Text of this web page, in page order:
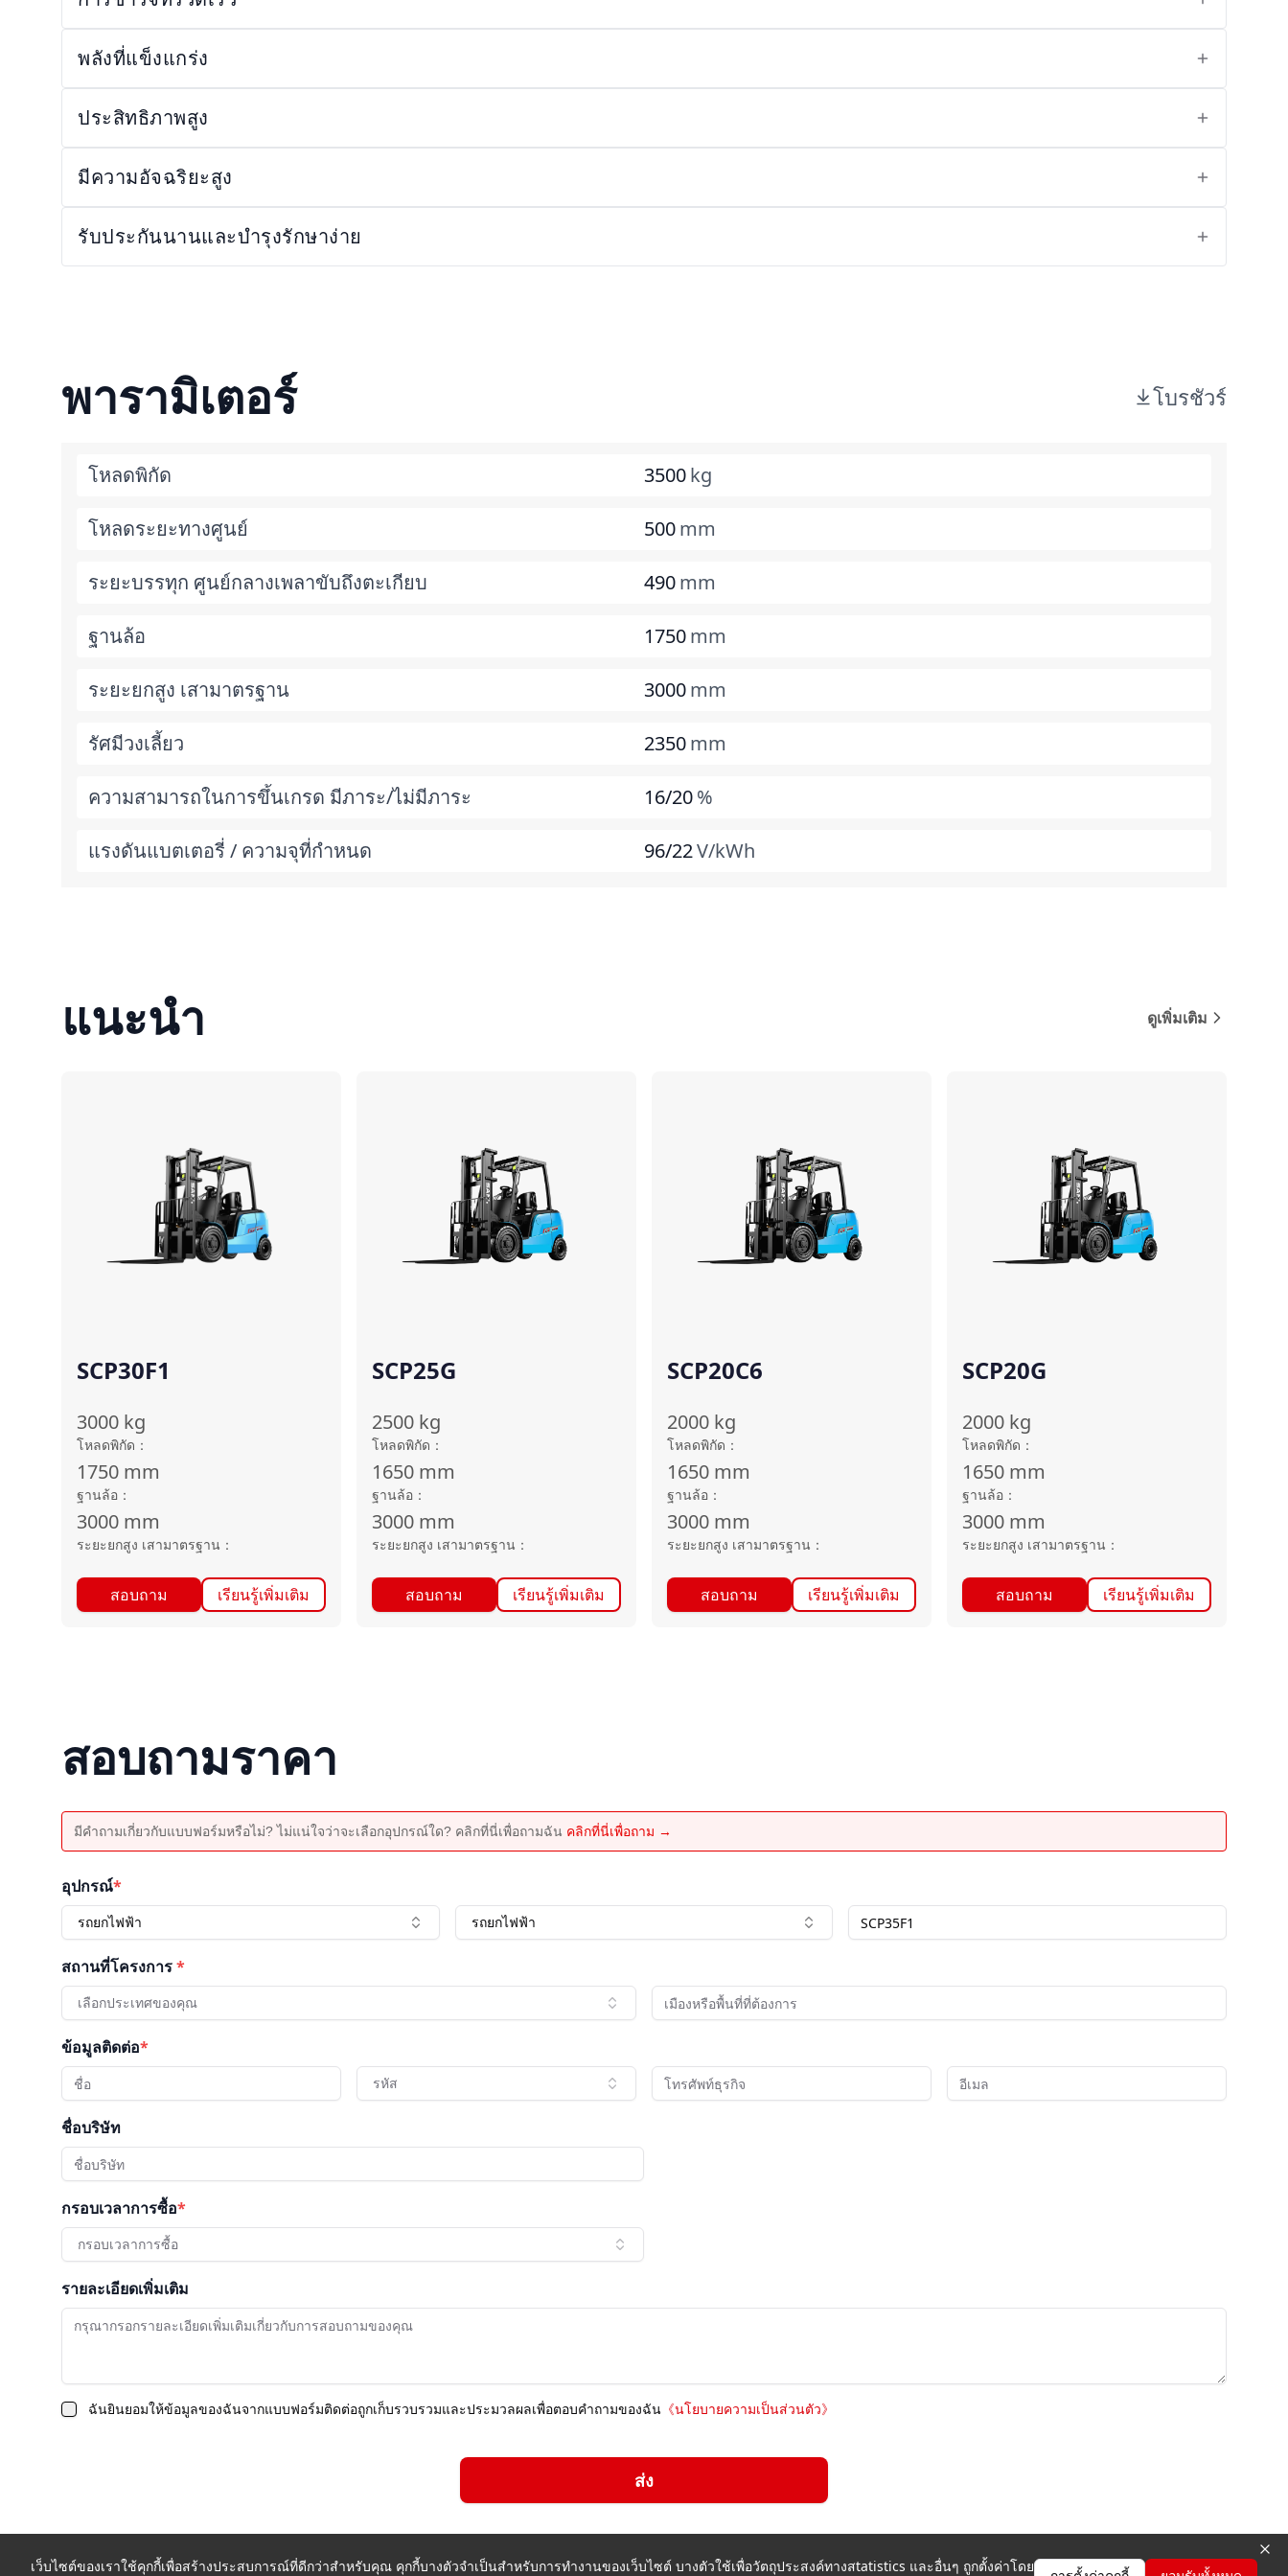
พลังที่แข็งแกร่ง
ประสิทธิภาพสูง
มีความอัจฉริยะสูง
รับประกันนานและบำรุงรักษาง่าย
พารามิเตอร์ โบรชัวร์
โหลดพิกัด 3500kg
โหลดระยะทางศูนย์ 500mm
ระยะบรรทุก ศูนย์กลางเพลาขับถึงตะเกียบ 490mm
ฐานล้อ 1750mm
ระยะยกสูง เสามาตรฐาน 3000mm
รัศมีวงเลี้ยว 2350mm
ความสามารถในการขึ้นเกรด มีภาระ/ไม่มีภาระ 16/20%
แรงดันแบตเตอรี่ / ความจุที่กำหนด 96/22V/kWh
แนะนำ ดูเพิ่มเติม
SCP30F1
3000 kg
โหลดพิกัด ：
1750 mm
ฐานล้อ ：
3000 mm
ระยะยกสูง เสามาตรฐาน ：
สอบถาม เรียนรู้เพิ่มเติม
SCP25G
2500 kg
โหลดพิกัด ：
1650 mm
ฐานล้อ ：
3000 mm
ระยะยกสูง เสามาตรฐาน ：
สอบถาม เรียนรู้เพิ่มเติม
SCP20C6
2000 kg
โหลดพิกัด ：
1650 mm
ฐานล้อ ：
3000 mm
ระยะยกสูง เสามาตรฐาน ：
สอบถาม เรียนรู้เพิ่มเติม
SCP20G
2000 kg
โหลดพิกัด ：
1650 mm
ฐานล้อ ：
3000 mm
ระยะยกสูง เสามาตรฐาน ：
สอบถาม เรียนรู้เพิ่มเติม
สอบถามราคา
มีคำถามเกี่ยวกับแบบฟอร์มหรือไม่? ไม่แน่ใจว่าจะเลือกอุปกรณ์ใด? คลิกที่นี่เพื่อถามฉัน คลิกที่นี่เพื่อถาม →
อุปกรณ์*
รถยกไฟฟ้า รถยกไฟฟ้า
สถานที่โครงการ*
เลือกประเทศของคุณ
ข้อมูลติดต่อ*
รหัส
ชื่อบริษัท
กรอบเวลาการซื้อ*
กรอบเวลาการซื้อ
รายละเอียดเพิ่มเติม
ฉันยินยอมให้ข้อมูลของฉันจากแบบฟอร์มติดต่อถูกเก็บรวบรวมและประมวลผลเพื่อตอบคำถามของฉัน 《นโยบายความเป็นส่วนตัว》
ส่ง
เว็บไซต์ของเราใช้คุกกี้เพื่อสร้างประสบการณ์ที่ดีกว่าสำหรับคุณ คุกกี้บางตัวจำเป็นสำหรับการทำงานของเว็บไซต์ บางตัวใช้เพื่อวัตถุประสงค์ทางสtatistics และอื่นๆ ถูกตั้งค่าโดย